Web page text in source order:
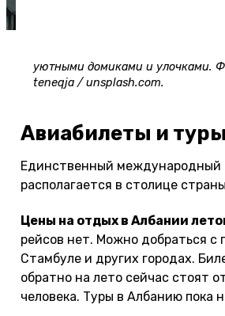
уютными домиками и улочками.
teneqja / unsplash.com.
Авиабилеты и туры
Единственный международный
располагается в столице
Цены на отдых в Албании
рейсов нет. Можно добраться с
Стамбуле и других городах.
обратно на лето сейчас стоят
человека. Туры в Албанию пока